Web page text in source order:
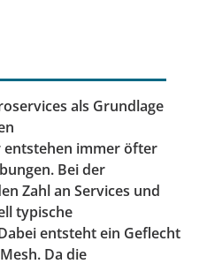
als Grundlage
immer öfter
Bei der
Zahl an Services und
typische
entsteht ein Geflecht
Da die